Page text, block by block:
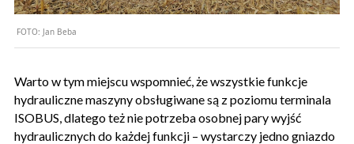
FOTO: Jan Beba
Warto w tym miejscu wspomnieć, że wszystkie funkcje
hydrauliczne maszyny obsługiwane są z poziomu terminala
ISOBUS, dlatego też nie potrzeba osobnej pary wyjść
hydraulicznych do każdej funkcji – wystarczy jedno gniazdo